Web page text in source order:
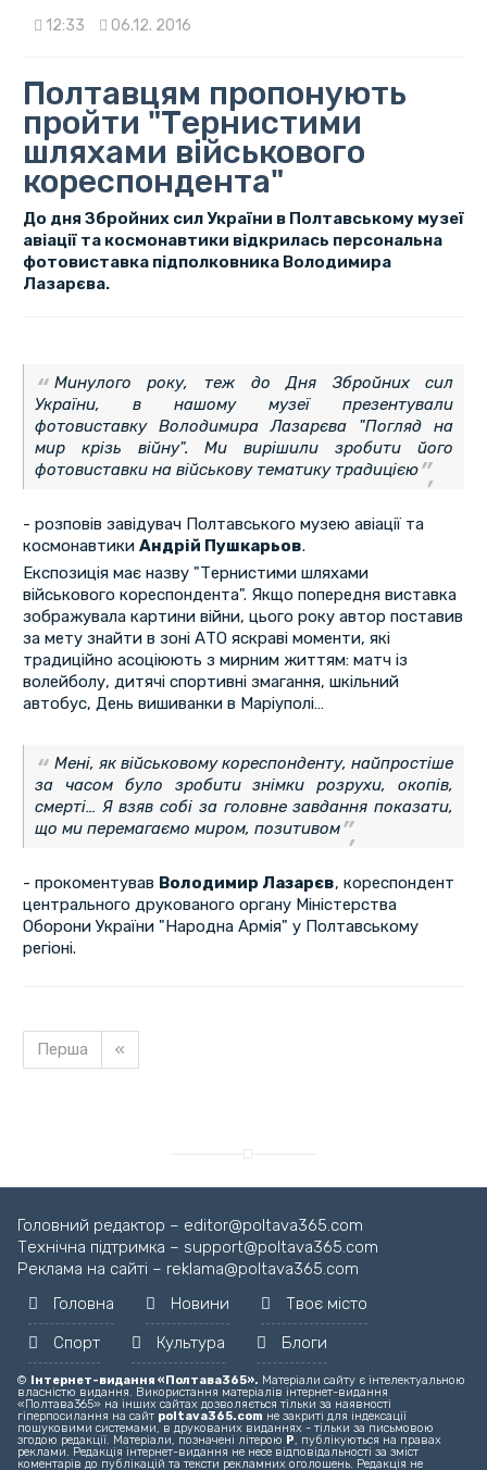
12:33 06.12. 2016
Полтавцям пропонують
пройти "Тернистими
шляхами військового
кореспондента"
До дня Збройних сил України в Полтавському музеї
авіації та космонавтики відкрилась персональна
фотовиставка підполковника Володимира
Лазарєва.
Минулого року, теж до Дня Збройних сил
України, в нашому музеї презентували
фотовиставку Володимира Лазарєва "Погляд на
мир крізь війну". Ми вирішили зробити його
фотовиставки на військову тематику традицією
- розповів завідувач Полтавського музею авіації та
космонавтики Андрій Пушкарьов.
Експозиція має назву "Тернистими шляхами
військового кореспондента". Якщо попередня виставка
зображувала картини війни, цього року автор поставив
за мету знайти в зоні АТО яскраві моменти, які
традиційно асоціюють з мирним життям: матч із
волейболу, дитячі спортивні змагання, шкільний
автобус, День вишиванки в Маріуполі…
Мені, як військовому кореспонденту, найпростіше
за часом було зробити знімки розрухи, окопів,
смерті… Я взяв собі за головне завдання показати,
що ми перемагаємо миром, позитивом
- прокоментував Володимир Лазарєв, кореспондент
центрального друкованого органу Міністерства
Оборони України "Народна Армія" у Полтавському
регіоні.
Перша «
Головний редактор – editor@poltava365.com
Технічна підтримка – support@poltava365.com
Реклама на сайті – reklama@poltava365.com
Головна
Новини
Твоє місто
Спорт
Культура Блоги
© Інтернет-видання «Полтава365». Матеріали сайту є інтелектуальною
власністю видання. Використання матеріалів інтернет-видання
«Полтава365» на інших сайтах дозволяється тільки за наявності
гіперпосилання на сайт poltava365.com не закриті для індексації
пошуковими системами, в друкованих виданнях - тільки за письмовою
згодою редакції. Матеріали, позначені літерою Р, публікуються на правах
реклами. Редакція інтернет-видання не несе відповідальності за зміст
коментарів до публікацій та тексти рекламних оголошень. Редакція не